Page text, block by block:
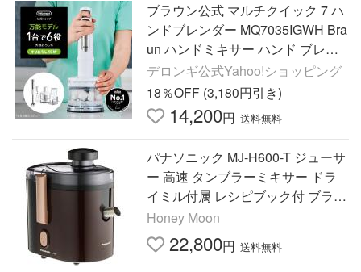
ブラウン公式 マルチクイック 7 ハ
ンドブレンダー MQ7035IGWH Bra
un ハンドミキサー ハンド ブレン
ダー ミキサー ジューサー 朝食 お
手軽
デロンギ公式Yahoo!ショッピング
18％OFF (3,180円引き)
14,200円 送料無料
パナソニック MJ-H600-T ジューサ
ー 高速 タンブラーミキサー ドラ
イミル付属 レシピブック付 ブラウ
ン Panasonic
Honey Moon
22,800円 送料無料